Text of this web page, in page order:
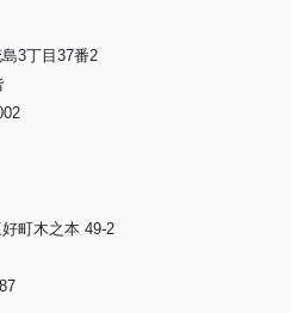
3丁目37番2
町木之本 49-2